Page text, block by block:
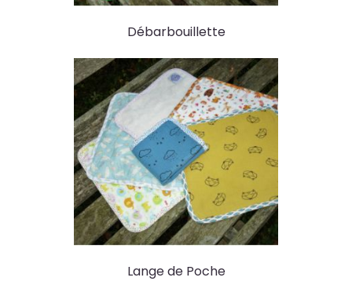
Débarbouillette
Lange de Poche